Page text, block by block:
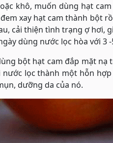
khô, muốn dùng hạt
xay hạt cam thành bột
cải thiện tình trạng ợ hơi,
dùng nước lọc hòa với
bột hạt cam đắp mặt nạ
nước lọc thành một hỗn
dưỡng da của nó.